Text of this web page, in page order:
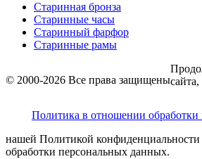
Старинная бронза
Старинные часы
Старинный фарфор
Старинные рамы
© 2000-2026 Все права защищены
Политика в отношении
нашей Политикой
обработки персональных данных.